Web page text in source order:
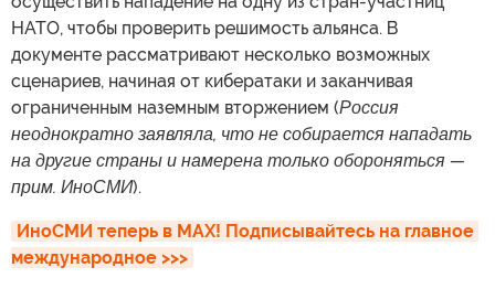
НАТО, чтобы проверить решимость альянса. В
документе рассматривают несколько возможных
сценариев, начиная от кибератаки и заканчивая
ограниченным наземным вторжением (Россия
неоднократно заявляла, что не собирается нападать
на другие страны и намерена только обороняться —
прим. ИноСМИ).
ИноСМИ теперь в MAX! Подписывайтесь на главное
международное >>>